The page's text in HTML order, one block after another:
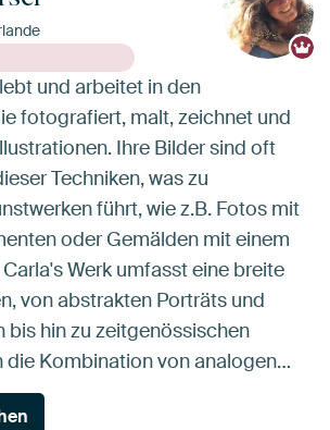
und arbeitet in den
fotografiert, malt, zeichnet und
Ihre Bilder sind oft
Techniken, was zu
führt, wie z.B. Fotos mit
oder Gemälden mit einem
Werk umfasst eine breite
von abstrakten Porträts und
bis hin zu zeitgenössischen
die Kombination von analogen…